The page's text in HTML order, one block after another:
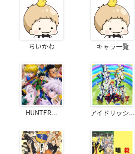
ちいかわ キャラ一覧
HUNTER... アイドリッシ...